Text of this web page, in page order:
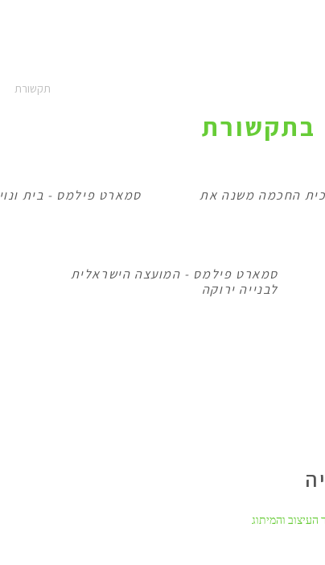
העיצוב והמיתוג
תקשורת
בתקשורת
החכמה משנה את
סמארט פילמס - בית ונוי
סמארט פילמס - המועצה הישראלית
לבנייה ירוקה